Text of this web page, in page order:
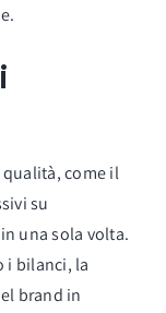
come il
su
una sola volta.
i bilanci, la
brand in